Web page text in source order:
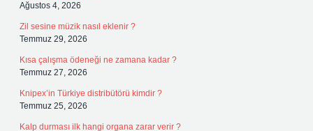
Ağustos 4, 2026
Zil sesine müzik nasıl eklenir ?
Temmuz 29, 2026
Kısa çalışma ödeneği ne zamana kadar ?
Temmuz 27, 2026
Knipex’in Türkiye distribütörü kimdir ?
Temmuz 25, 2026
Kalp durması ilk hangi organa zarar verir ?